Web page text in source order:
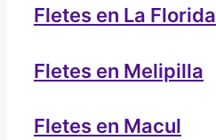
Fletes en La Florida
Fletes en Melipilla
Fletes en Macul